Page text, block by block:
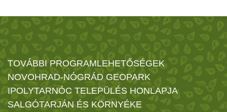
TOVÁBBI PROGRAMLEHETŐSÉGEK
NOVOHRAD-NÓGRÁD GEOPARK
IPOLYTARNÓC TELEPÜLÉS HONLAPJA
SALGÓTARJÁN ÉS KÖRNYÉKE